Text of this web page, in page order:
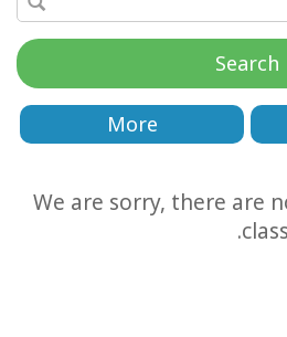
Search
More
We are sorry, there are